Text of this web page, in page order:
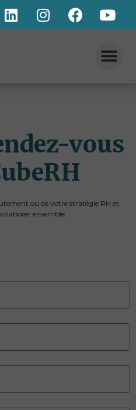
vous
ou de votre stratégie RH et
ensemble.